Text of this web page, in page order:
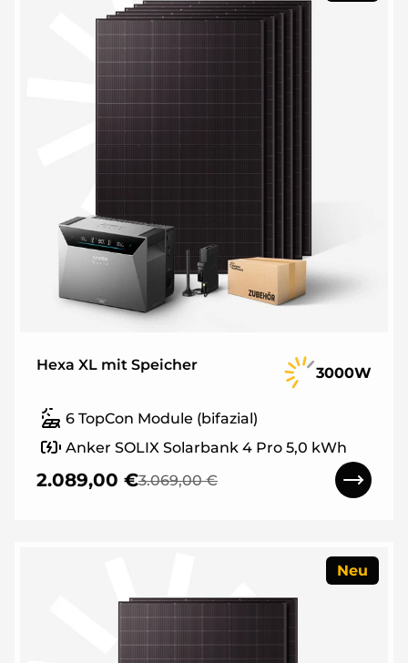
Hexa XL mit Speicher 3000W
6 TopCon Module (bifazial)
Anker SOLIX Solarbank 4 Pro 5,0 kWh
2.089,00 €3.069,00 €
Neu